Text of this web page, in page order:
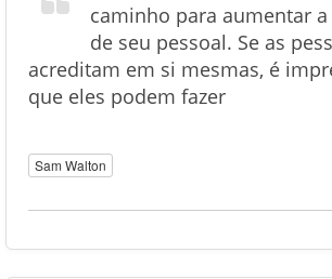
caminho para aumentar
de seu pessoal. Se as
acreditam em si mesmas, é
que eles podem fazer
Sam Walton